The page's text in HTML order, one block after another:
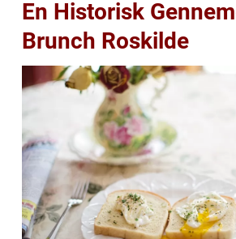
En Historisk
Brunch Roskilde